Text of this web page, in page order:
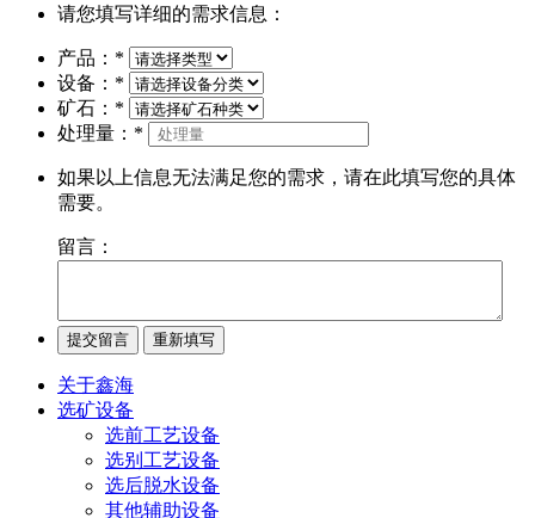
请您填写详细的需求信息：
产品： *
设备： *
矿石： *
处理量： *
如果以上信息无法满足您的需求，请在此填写您的具体
需要。
留言：
关于鑫海
选矿设备
选前工艺设备
选别工艺设备
选后脱水设备
其他辅助设备